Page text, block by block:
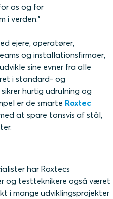
os og for
i verden."
ejere, operatører,
og installationsfirmaer,
sine evner fra alle
i standard- og
hurtig udrulning og
er de smarte Roxtec
at spare tonsvis af stål,
har Roxtecs
og testteknikere også været
i mange udviklingsprojekter